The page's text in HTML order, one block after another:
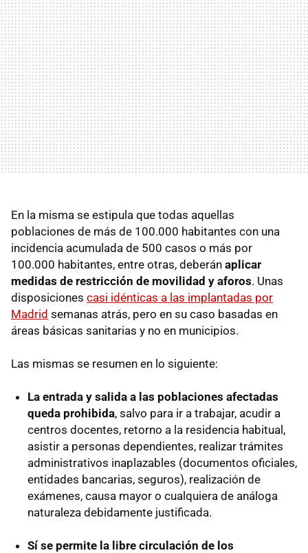
En la misma se estipula que todas aquellas
poblaciones de más de 100.000 habitantes con una
incidencia acumulada de 500 casos o más por
100.000 habitantes, entre otras, deberán aplicar
medidas de restricción de movilidad y aforos. Unas
disposiciones casi idénticas a las implantadas por
Madrid semanas atrás, pero en su caso basadas en
áreas básicas sanitarias y no en municipios.
Las mismas se resumen en lo siguiente:
La entrada y salida a las poblaciones afectadas
queda prohibida, salvo para ir a trabajar, acudir a
centros docentes, retorno a la residencia habitual,
asistir a personas dependientes, realizar trámites
administrativos inaplazables (documentos oficiales,
entidades bancarias, seguros), realización de
exámenes, causa mayor o cualquiera de análoga
naturaleza debidamente justificada.
Sí se permite la libre circulación de los